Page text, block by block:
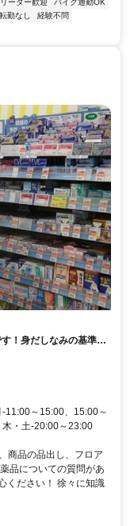
転勤なし
経験不問
！身だしなみの基準を
11:00～15:00、15:00～
・土-20:00～23:00
商品の品出し、フロア
品についての質問があ
ください！ 徐々に知識